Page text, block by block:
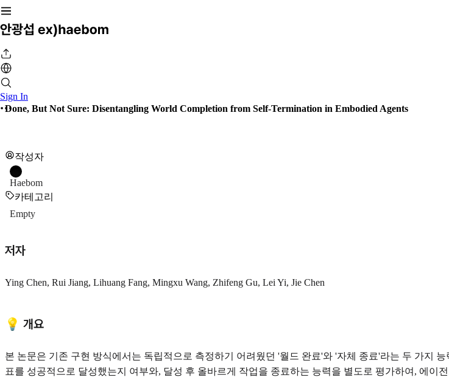
Sign In
Done, But Not Sure: Disentangling World Completion from Self-Termination in Embodied Agents
작성자
Haebom
카테고리
Empty
저자
Ying Chen, Rui Jiang, Lihuang Fang, Mingxu Wang, Zhifeng Gu, Lei Yi, Jie Chen
💡 개요
본 논문은 기존 구현 방식에서는 독립적으로 측정하기 어려웠던 '월드 완료'와 '자체 종료'라는 두 가지
표를 성공적으로 달성했는지 여부와, 달성 후 올바르게 작업을 종료하는 능력을 별도로 평가하여, 에이